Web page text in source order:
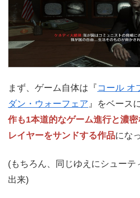
まず、ゲーム自体は『 コール オ
ダン・ウォーフェア 』をベース
作も1本道的なゲーム進行と濃
レイヤーをサンドする作品にな
(もちろん、同じゆえにシューテ
出来)